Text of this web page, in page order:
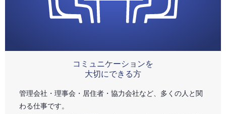
コミュニケーションを
大切にできる方
管理会社・理事会・居住者・協力会社など、多くの人と関
わる仕事です。